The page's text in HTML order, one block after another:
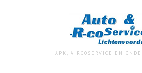
APK, AIRCOSERVICE EN